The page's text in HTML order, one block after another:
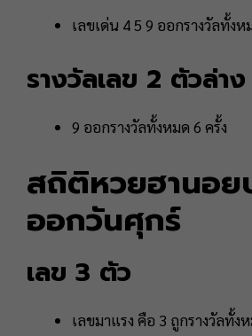
เลขเด่น 4 5 9 ออกรางวัลทั้งห
รางวัลเลข 2 ตัวล่าง
9 ออกรางวัลทั้งหมด 6 ครั้ง
สถิติหวยฮานอ
ออกวันศุกร์
เลข 3 ตัว
เลขมาแรง คือ 3 ถูกรางวัลทั้ง